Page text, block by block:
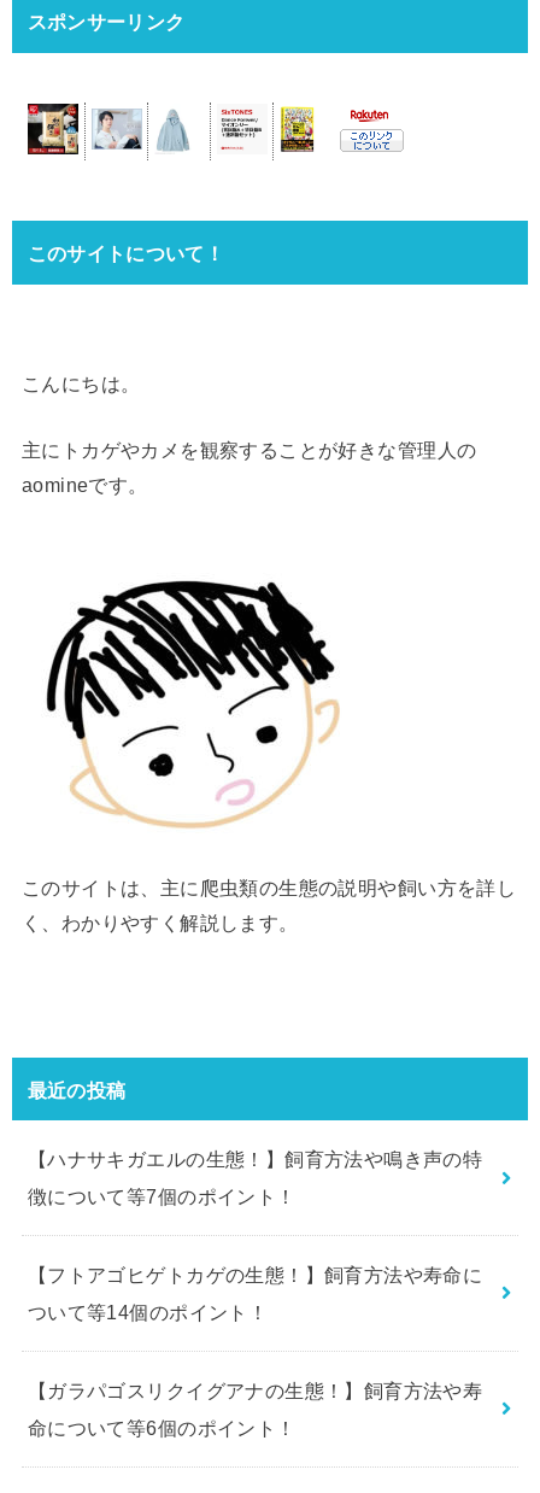
スポンサーリンク
このサイトについて！
こんにちは。
主にトカゲやカメを観察することが好きな管理人の
aomineです。
このサイトは、主に爬虫類の生態の説明や飼い方を詳し
く、わかりやすく解説します。
最近の投稿
【ハナサキガエルの生態！】飼育方法や鳴き声の特
徴について等7個のポイント！
【フトアゴヒゲトカゲの生態！】飼育方法や寿命に
ついて等14個のポイント！
【ガラパゴスリクイグアナの生態！】飼育方法や寿
命について等6個のポイント！